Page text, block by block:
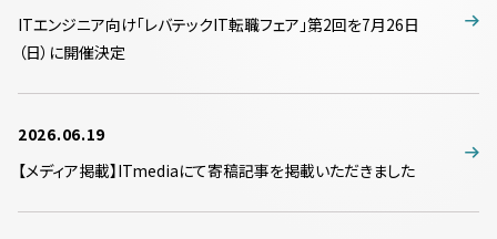
ITエンジニア向け「レバテックIT転職フェア」第2回を7月26日
（日）に開催決定
2026.06.19
【メディア掲載】ITmediaにて寄稿記事を掲載いただきました